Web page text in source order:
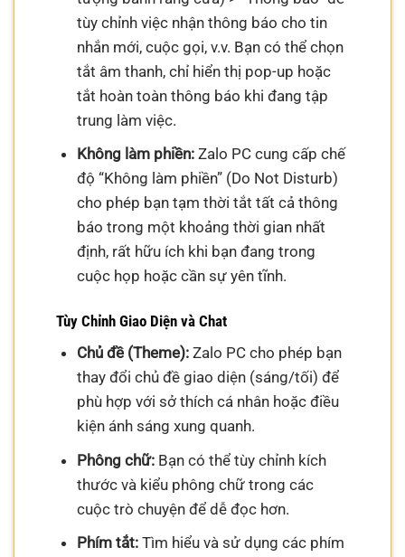
tùy chỉnh việc nhận thông báo cho tin
nhắn mới, cuộc gọi, v.v. Bạn có thể chọn
tắt âm thanh, chỉ hiển thị pop-up hoặc
tắt hoàn toàn thông báo khi đang tập
trung làm việc.
Không làm phiền:Zalo PC cung cấp chế
độ “Không làm phiền” (Do Not Disturb)
cho phép bạn tạm thời tắt tất cả thông
báo trong một khoảng thời gian nhất
định, rất hữu ích khi bạn đang trong
cuộc họp hoặc cần sự yên tĩnh.
Tùy Chỉnh Giao Diện và Chat
Chủ đề (Theme):Zalo PC cho phép bạn
thay đổi chủ đề giao diện (sáng/tối) để
phù hợp với sở thích cá nhân hoặc điều
kiện ánh sáng xung quanh.
Phông chữ:Bạn có thể tùy chỉnh kích
thước và kiểu phông chữ trong các
cuộc trò chuyện để dễ đọc hơn.
Phím tắt:Tìm hiểu và sử dụng các phím